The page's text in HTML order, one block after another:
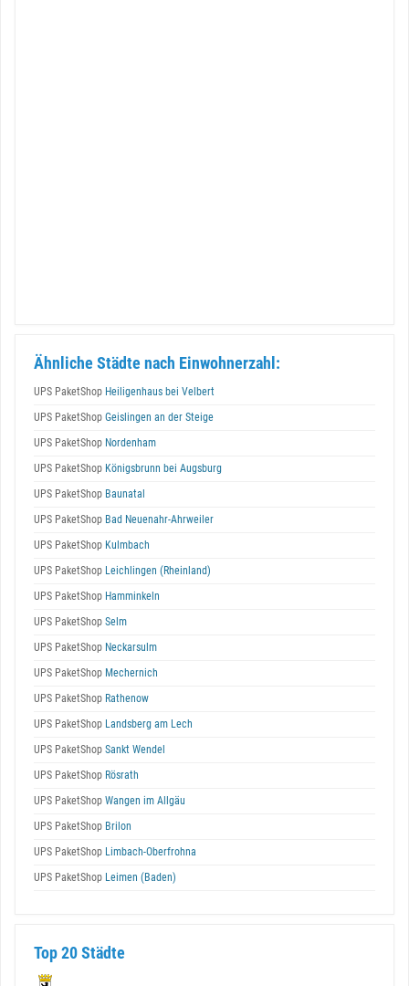
Ähnliche Städte nach Einwohnerzahl:
UPS PaketShop Heiligenhaus bei Velbert
UPS PaketShop Geislingen an der Steige
UPS PaketShop Nordenham
UPS PaketShop Königsbrunn bei Augsburg
UPS PaketShop Baunatal
UPS PaketShop Bad Neuenahr-Ahrweiler
UPS PaketShop Kulmbach
UPS PaketShop Leichlingen (Rheinland)
UPS PaketShop Hamminkeln
UPS PaketShop Selm
UPS PaketShop Neckarsulm
UPS PaketShop Mechernich
UPS PaketShop Rathenow
UPS PaketShop Landsberg am Lech
UPS PaketShop Sankt Wendel
UPS PaketShop Rösrath
UPS PaketShop Wangen im Allgäu
UPS PaketShop Brilon
UPS PaketShop Limbach-Oberfrohna
UPS PaketShop Leimen (Baden)
Top 20 Städte